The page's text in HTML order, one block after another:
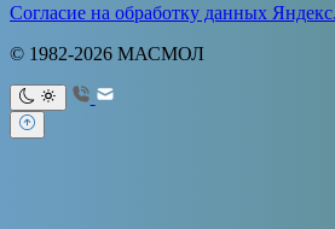
Согласие на обработку данных
© 1982-2026 МАСМОЛ